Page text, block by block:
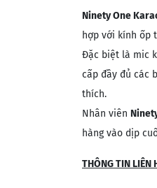
Ninety One
hợp với kính ốp
Đặc biệt là mic
cấp đầy đủ các
thích.
Nhân viên
hàng vào dịp
THÔNG TIN LIÊN